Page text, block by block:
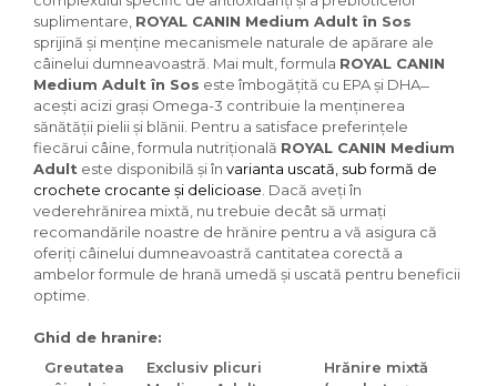
suplimentare, ROYAL CANIN Medium Adult în Sos
sprijină și menține mecanismele naturale de apărare ale
câinelui dumneavoastră. Mai mult, formula ROYAL CANIN
Medium Adult în Sos este îmbogățită cu EPA și DHA ̶
acești acizi grași Omega-3 contribuie la menținerea
sănătății pielii și blănii. Pentru a satisface preferințele
fiecărui câine, formula nutrițională ROYAL CANIN Medium
Adult este disponibilă și în varianta uscată, sub formă de
crochete crocante și delicioase . Dacă aveți în
vederehrănirea mixtă, nu trebuie decât să urmați
recomandările noastre de hrănire pentru a vă asigura că
oferiți câinelui dumneavoastră cantitatea corectă a
ambelor formule de hrană umedă și uscată pentru beneficii
optime.
Ghid de hranire:
Greutatea
Exclusiv plicuri
Hrănire mixtă